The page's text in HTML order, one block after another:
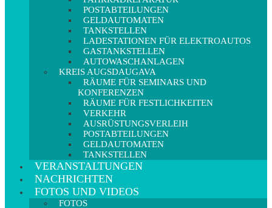
POSTABTEILUNGEN
GELDAUTOMATEN
TANKSTELLEN
LADESTATIONEN FÜR ELEKTROAUTOS
GASTANKSTELLEN
AUTOWASCHANLAGEN
KREIS AUGSDAUGAVA
RÄUME FÜR SEMINARS UND
KONFERENZEN
RÄUME FÜR FESTLICHKEITEN
VERKEHR
AUSRÜSTUNGSVERLEIH
POSTABTEILUNGEN
GELDAUTOMATEN
TANKSTELLEN
VERANSTALTUNGEN
NACHRICHTEN
FOTOS UND VIDEOS
FOTOS